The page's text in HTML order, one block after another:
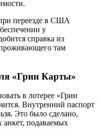
переезде в США
у
справка из
там
«Грин Карты»
в лотерее «Грин
Внутренний паспорт
Это было сделано,
анкет, подаваемых